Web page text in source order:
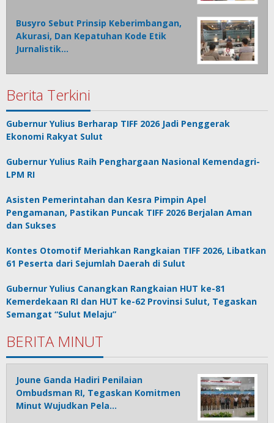
Busyro Sebut Prinsip Keberimbangan,
Akurasi, Dan Kepatuhan Kode Etik
Jurnalistik…
Berita Terkini
Gubernur Yulius Berharap TIFF 2026 Jadi Penggerak
Ekonomi Rakyat Sulut
Gubernur Yulius Raih Penghargaan Nasional Kemendagri-
LPM RI
Asisten Pemerintahan dan Kesra Pimpin Apel
Pengamanan, Pastikan Puncak TIFF 2026 Berjalan Aman
dan Sukses
Kontes Otomotif Meriahkan Rangkaian TIFF 2026, Libatkan
61 Peserta dari Sejumlah Daerah di Sulut
Gubernur Yulius Canangkan Rangkaian HUT ke-81
Kemerdekaan RI dan HUT ke-62 Provinsi Sulut, Tegaskan
Semangat “Sulut Melaju”
BERITA MINUT
Joune Ganda Hadiri Penilaian
Ombudsman RI, Tegaskan Komitmen
Minut Wujudkan Pela…